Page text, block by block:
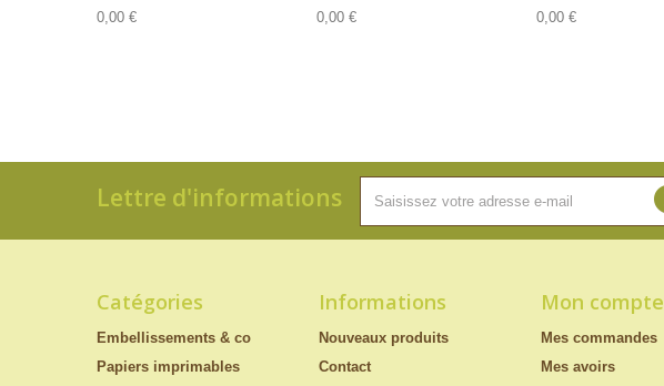
0,00 €
0,00 €
0,00 €
Lettre d'informations
Catégories
Embellissements & co
Papiers imprimables
Informations
Nouveaux produits
Contact
Mon compte
Mes commandes
Mes avoirs